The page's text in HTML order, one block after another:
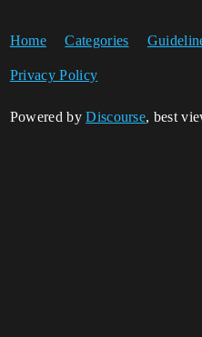
Home Categories
Privacy Policy
Powered byDiscourse, best